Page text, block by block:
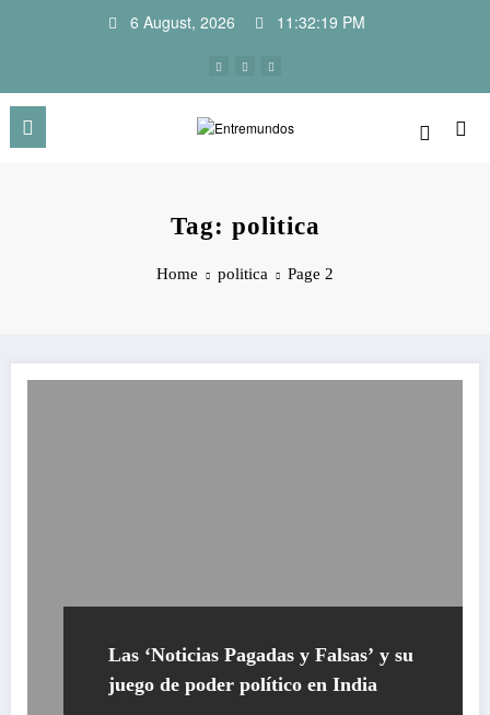
6 August, 2026 11:32:19 PM
Tag: politica
Home politica Page 2
Las ‘Noticias Pagadas y Falsas’ y su
juego de poder político en India